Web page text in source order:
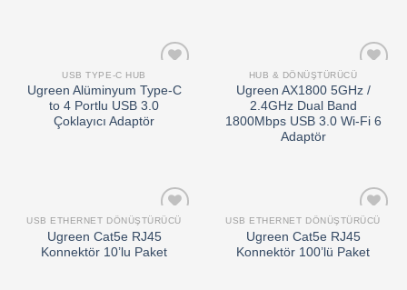
Add to
wishlist
USB TYPE-C HUB
Ugreen Alüminyum Type-C
to 4 Portlu USB 3.0
Çoklayıcı Adaptör
Add to
wishlist
HUB & DÖNÜŞTÜRÜCÜ
Ugreen AX1800 5GHz /
2.4GHz Dual Band
1800Mbps USB 3.0 Wi-Fi 6
Adaptör
wishlist
USB ETHERNET DÖNÜŞTÜRÜCÜ
Ugreen Cat5e RJ45
Konnektör 10’lu Paket
wishlist
USB ETHERNET DÖNÜŞTÜRÜCÜ
Ugreen Cat5e RJ45
Konnektör 100’lü Paket